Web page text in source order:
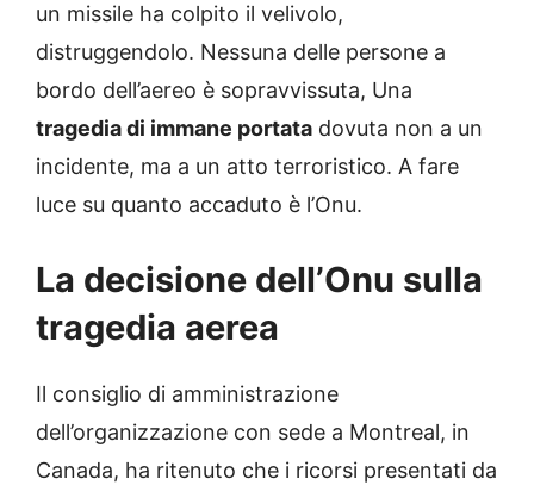
un missile ha colpito il velivolo,
distruggendolo. Nessuna delle persone a
bordo dell’aereo è sopravvissuta, Una
tragedia di immane portata dovuta non a un
incidente, ma a un atto terroristico. A fare
luce su quanto accaduto è l’Onu.
La decisione dell’Onu sulla
tragedia aerea
Il consiglio di amministrazione
dell’organizzazione con sede a Montreal, in
Canada, ha ritenuto che i ricorsi presentati da